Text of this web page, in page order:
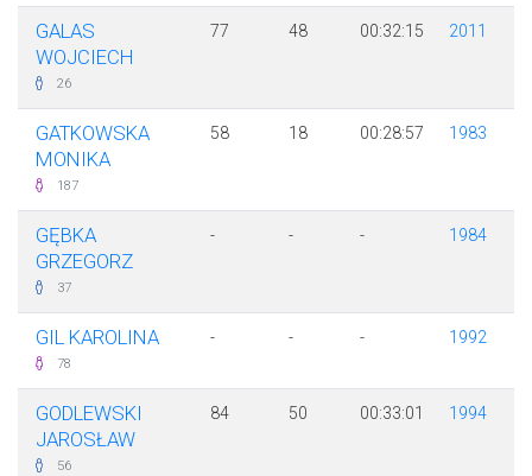
GALAS
WOJCIECH
26
77 48 00:32:15 2011
GATKOWSKA
MONIKA
187
58 18 00:28:57 1983
GĘBKA
GRZEGORZ
37
- - - 1984
GIL KAROLINA
78
- - - 1992
GODLEWSKI
JAROSŁAW
56
84 50 00:33:01 1994